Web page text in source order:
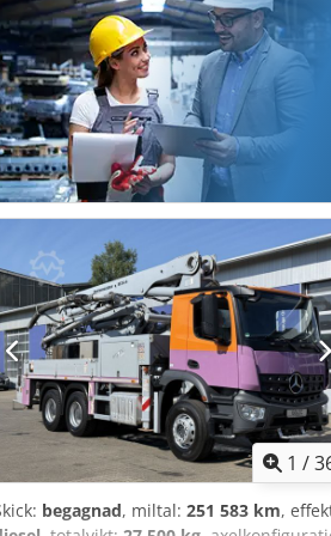
80-RH-PB607EPC Mycket gott
900,00 € * Handpenning: 10% *
* Restvärde: 26 380,00 € Om
behov, vänligen kontakta oss (Herr
fel. Vi tar gärna din
GMBH Vi talar: tyska,
1 /
begagnad, miltal: 251 583 km,